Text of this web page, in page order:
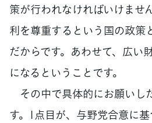
策が行われなければいけませ
利を尊重するという国の政策
だからです。あわせて、広い
になるということです。
その中で具体的にお願いし
す。1点目が、与野党合意に